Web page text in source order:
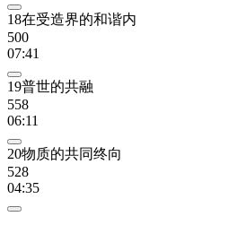
18在受造界的和谐内
500
07:41
19普世的共融
558
06:11
20物质的共同终向
528
04:35